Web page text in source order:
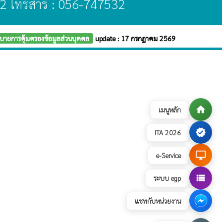
เมนูหลัก home
ITA 2026 verified
e-Service desktop_windows
ระบบ egp view_list
แชทกับหน่วยงาน
โทรสาร : 056-747532
ายการคุ้มครองข้อมูลส่วนบุคคล update : 17 กรกฎาคม 2569